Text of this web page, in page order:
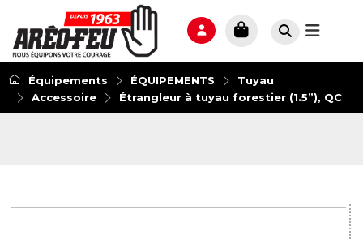
Équipements ÉQUIPEMENTS
Tuyau
Accessoire
Étrangleur à tuyau forestier (1.5”), QC